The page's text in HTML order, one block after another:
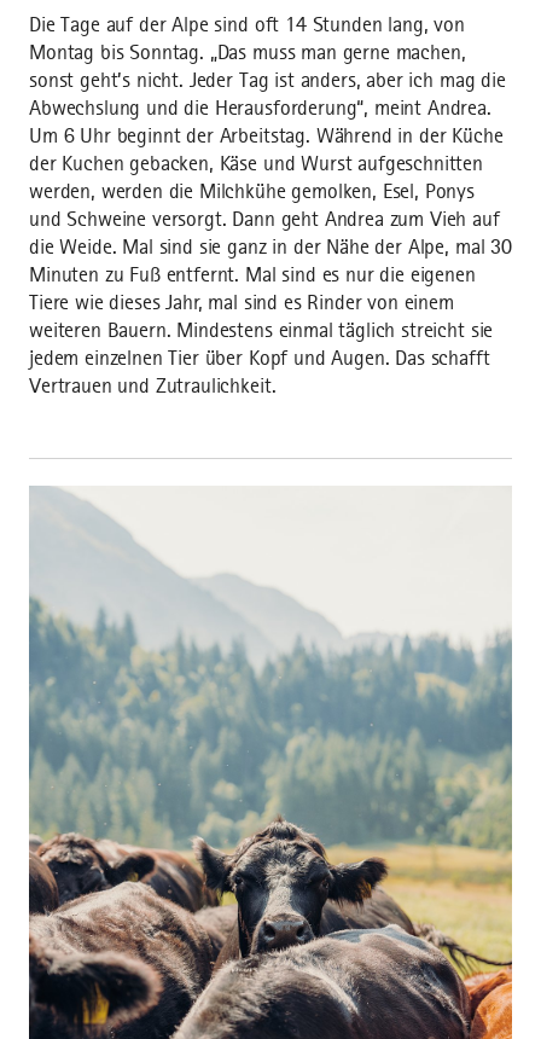
Die Tage auf der Alpe sind oft 14 Stunden lang, von
Montag bis Sonntag. „Das muss man gerne machen,
sonst geht’s nicht. Jeder Tag ist anders, aber ich mag die
Abwechslung und die Herausforderung“, meint Andrea.
Um 6 Uhr beginnt der Arbeitstag. Während in der Küche
der Kuchen gebacken, Käse und Wurst aufgeschnitten
werden, werden die Milchkühe gemolken, Esel, Ponys
und Schweine versorgt. Dann geht Andrea zum Vieh auf
die Weide. Mal sind sie ganz in der Nähe der Alpe, mal 30
Minuten zu Fuß entfernt. Mal sind es nur die eigenen
Tiere wie dieses Jahr, mal sind es Rinder von einem
weiteren Bauern. Mindestens einmal täglich streicht sie
jedem einzelnen Tier über Kopf und Augen. Das schafft
Vertrauen und Zutraulichkeit.